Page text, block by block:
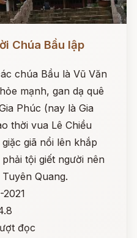
Chúa Bầu lập
chúa Bầu là Vũ Văn
mạnh, gan dạ quê
Phúc (nay là Gia
thời vua Lê Chiều
giã nổi lên khắp
tội giết người nên
Quang.
2021
đọc